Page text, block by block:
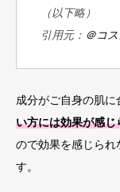
（以下略）
引用元： ＠コ
成分がご自身の肌に
い方には効果が感じ
ので効果を感じられ
す。